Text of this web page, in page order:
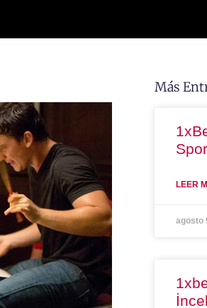
Más
LEER
agosto